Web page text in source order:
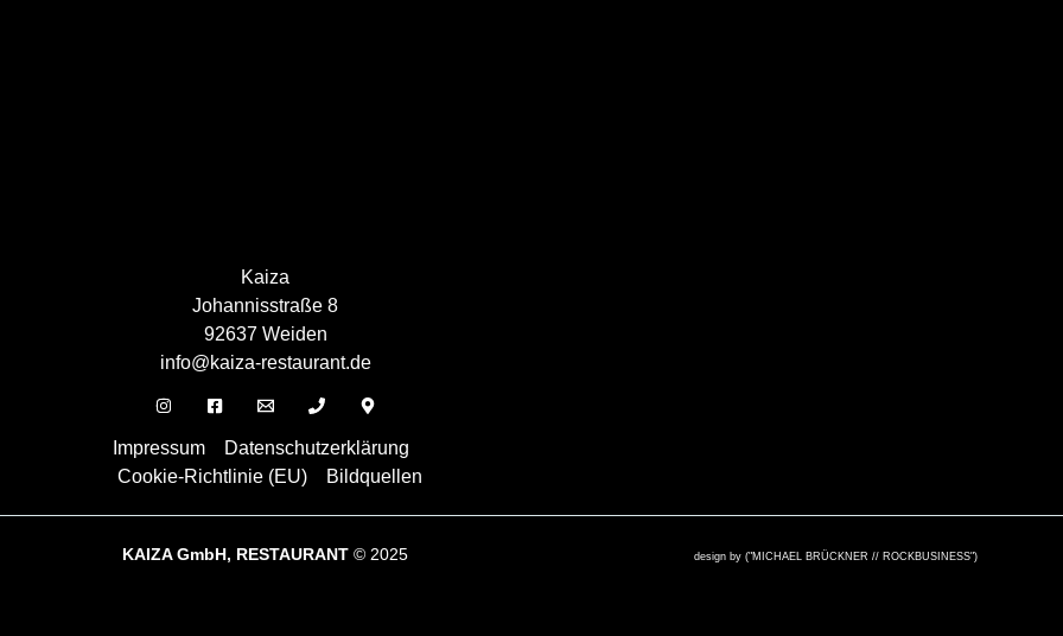
Kaiza
Johannisstraße 8
92637 Weiden
info@kaiza-restaurant.de
Impressum
Datenschutzerklärung
Cookie-Richtlinie (EU)
Bildquellen
KAIZA GmbH, RESTAURANT © 2025 design by ("MICHAEL BRÜCKNER // ROCKBUSINESS")